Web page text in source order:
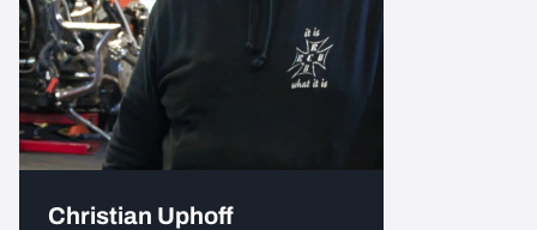
Christian Uphoff